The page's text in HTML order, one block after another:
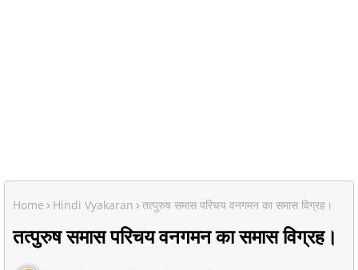
Home Hindi Vyakaran तत्पुरुष समास परिचय वनगमन का समास विग्रह।
तत्पुरुष समास परिचय वनगमन का समास विग्रह।